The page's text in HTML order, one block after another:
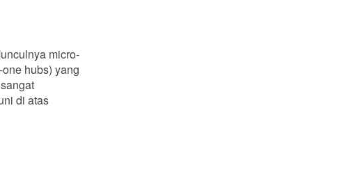
micro-
hubs) yang
di atas